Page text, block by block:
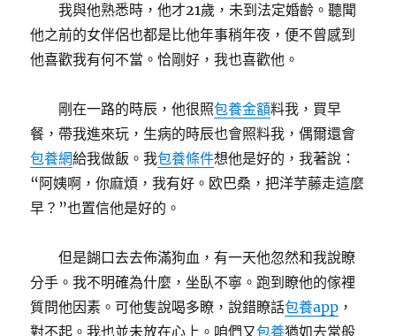
我與他熟悉時，他才21歲，未到法定婚齡。聽聞
他之前的女伴侶也都是比他年事稍年夜，便不曾感到
他喜歡我有何不當。恰剛好，我也喜歡他。
剛在一路的時辰，他很照包養金額料我，買早
餐，帶我進來玩，生病的時辰也會照料我，偶爾還會
包養網給我做飯。我包養條件想他是好的，我著說：
“阿姨啊，你麻煩，我有好。欧巴桑，把洋芋藤走這麼
早？”也置信他是好的。
但是餬口去去佈滿狗血，有一天他忽然和我說瞭
分手。我不明確為什麼，坐臥不寧。跑到瞭他的傢裡
質問他因素。可他隻說喝多瞭，說錯瞭話包養app ，
對不起。我也並未放在心上。咱們又包養猶如去常般